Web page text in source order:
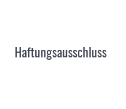
Haftungsausschluss